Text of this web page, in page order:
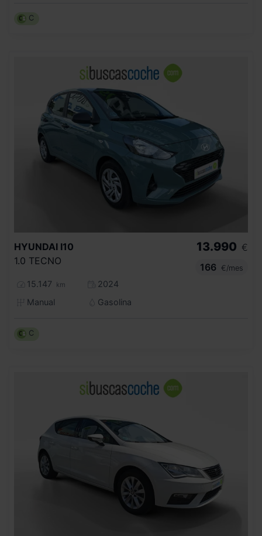
C
HYUNDAI I10
1.0 TECNO
15.147 km
2024
Manual
Gasolina
13.990 €
166
€/mes
C